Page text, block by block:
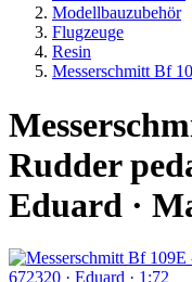
Modellbauzubehör
Flugzeuge
Resin
Messerschmitt Bf
Rudder
Eduard ·